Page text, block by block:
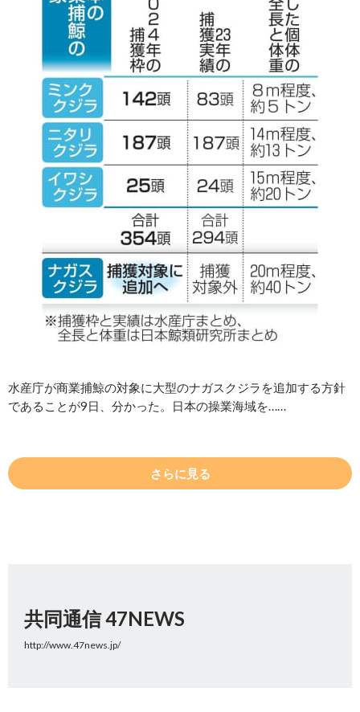
水産庁が商業捕鯨の対象に大型のナガスクジラを追加する方針
であることが9日、分かった。日本の操業海域を……
さらに見る
共同通信 47NEWS
http://www.47news.jp/